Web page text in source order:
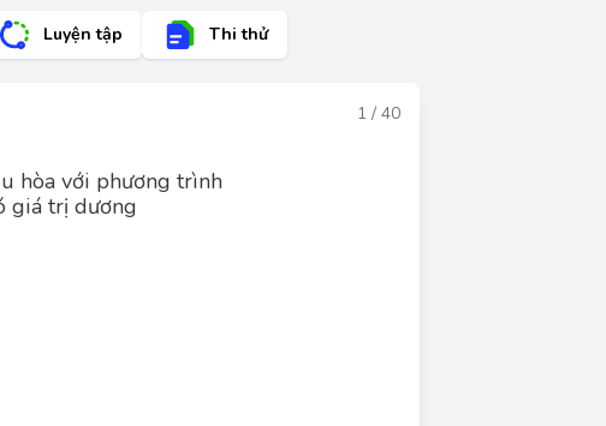
Luyện tập Thi thử
1 / 40
hòa với phương trình
giá trị dương